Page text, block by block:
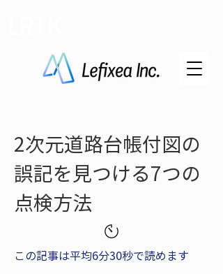
2次元道路台帳付図の
誤記を見つける7つの
点検方法
この記事は平均6分30秒で読めます